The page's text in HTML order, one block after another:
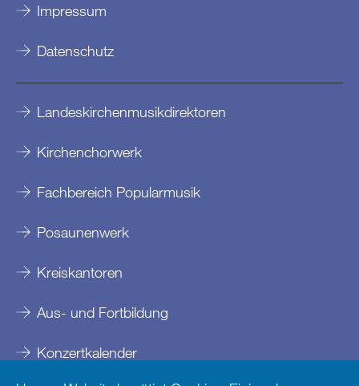
Impressum
Datenschutz
Landeskirchenmusikdirektoren
Kirchenchorwerk
Fachbereich Popularmusik
Posaunenwerk
Kreiskantoren
Aus- und Fortbildung
Konzertkalender